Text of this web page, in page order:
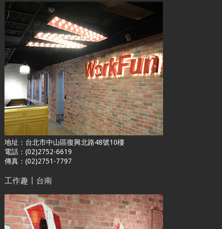
地址：台北市中山區復興北路48號10樓
電話：(02)2752-6619
傳真：(02)2751-7797
工作趣〡台南